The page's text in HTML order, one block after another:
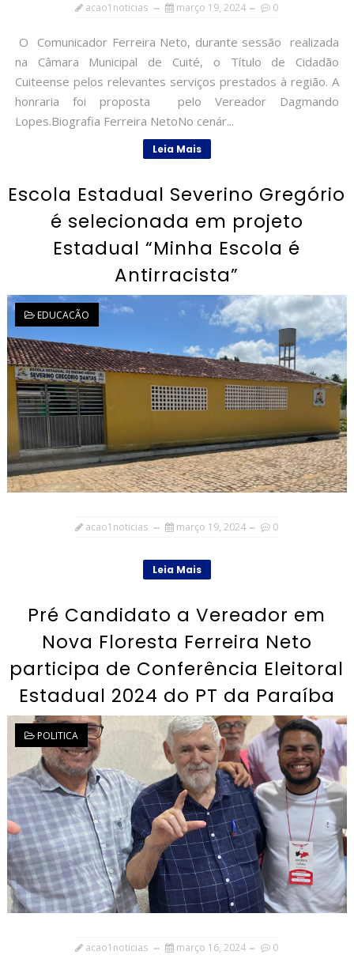
acao1noticias março 19, 2024 0
O Comunicador Ferreira Neto, durante sessão realizada
na Câmara Municipal de Cuité, o Título de Cidadão
Cuiteense pelos relevantes serviços prestados à região. A
honraria foi proposta pelo Vereador Dagmando
Lopes.Biografia Ferreira NetoNo cenár...
Leia Mais
Escola Estadual Severino Gregório
é selecionada em projeto
Estadual “Minha Escola é
Antirracista”
EDUCACÃO
acao1noticias março 19, 2024 0
Leia Mais
Pré Candidato a Vereador em
Nova Floresta Ferreira Neto
participa de Conferência Eleitoral
Estadual 2024 do PT da Paraíba
POLITICA
acao1noticias março 16, 2024 0